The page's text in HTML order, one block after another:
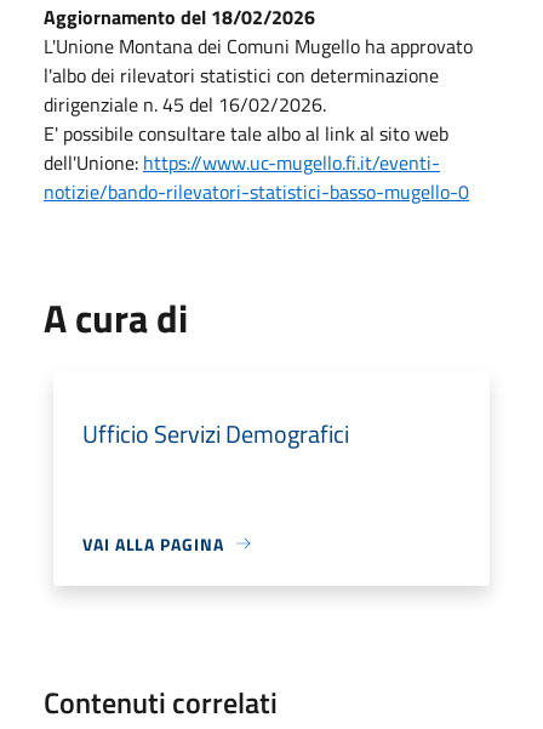
Aggiornamento del 18/02/2026
L'Unione Montana dei Comuni Mugello ha approvato
l'albo dei rilevatori statistici con determinazione
dirigenziale n. 45 del 16/02/2026.
E' possibile consultare tale albo al link al sito web
dell'Unione: https://www.uc-mugello.fi.it/eventi-
notizie/bando-rilevatori-statistici-basso-mugello-0
A cura di
Ufficio Servizi Demografici
VAI ALLA PAGINA
Contenuti correlati